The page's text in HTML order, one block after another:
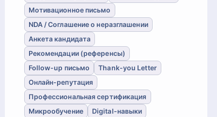
Мотивационное письмо
NDA / Соглашение о неразглашении
Анкета кандидата
Рекомендации (референсы)
Follow-up письмо
Thank-you Letter
Онлайн-репутация
Профессиональная сертификация
Микрообучение
Digital-навыки